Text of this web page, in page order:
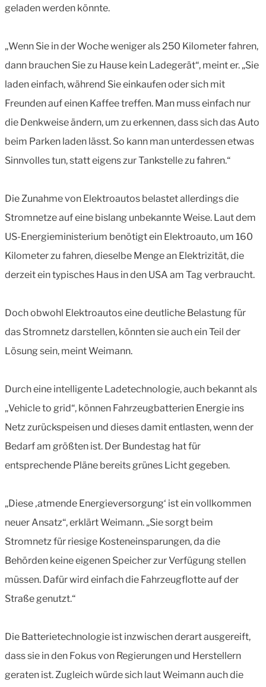
geladen werden könnte.
„Wenn Sie in der Woche weniger als 250 Kilometer fahren,
dann brauchen Sie zu Hause kein Ladegerät“, meint er. „Sie
laden einfach, während Sie einkaufen oder sich mit
Freunden auf einen Kaffee treffen. Man muss einfach nur
die Denkweise ändern, um zu erkennen, dass sich das Auto
beim Parken laden lässt. So kann man unterdessen etwas
Sinnvolles tun, statt eigens zur Tankstelle zu fahren.“
Die Zunahme von Elektroautos belastet allerdings die
Stromnetze auf eine bislang unbekannte Weise. Laut dem
US-Energieministerium benötigt ein Elektroauto, um 160
Kilometer zu fahren, dieselbe Menge an Elektrizität, die
derzeit ein typisches Haus in den USA am Tag verbraucht.
Doch obwohl Elektroautos eine deutliche Belastung für
das Stromnetz darstellen, könnten sie auch ein Teil der
Lösung sein, meint Weimann.
Durch eine intelligente Ladetechnologie, auch bekannt als
„Vehicle to grid“, können Fahrzeugbatterien Energie ins
Netz zurückspeisen und dieses damit entlasten, wenn der
Bedarf am größten ist. Der Bundestag hat für
entsprechende Pläne bereits grünes Licht gegeben.
„Diese ‚atmende Energieversorgung‘ ist ein vollkommen
neuer Ansatz“, erklärt Weimann. „Sie sorgt beim
Stromnetz für riesige Kosteneinsparungen, da die
Behörden keine eigenen Speicher zur Verfügung stellen
müssen. Dafür wird einfach die Fahrzeugflotte auf der
Straße genutzt.“
Die Batterietechnologie ist inzwischen derart ausgereift,
dass sie in den Fokus von Regierungen und Herstellern
geraten ist. Zugleich würde sich laut Weimann auch die